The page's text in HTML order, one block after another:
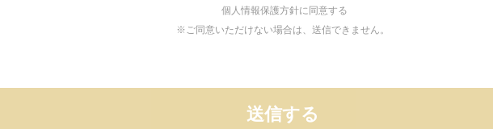
２．入社希望者様の個人情報は、採用に関する業務（資料送付、面接関連のご連絡、セミナーの開
個人情報保護方針に同意する
※ご同意いただけない場合は、送信できません。